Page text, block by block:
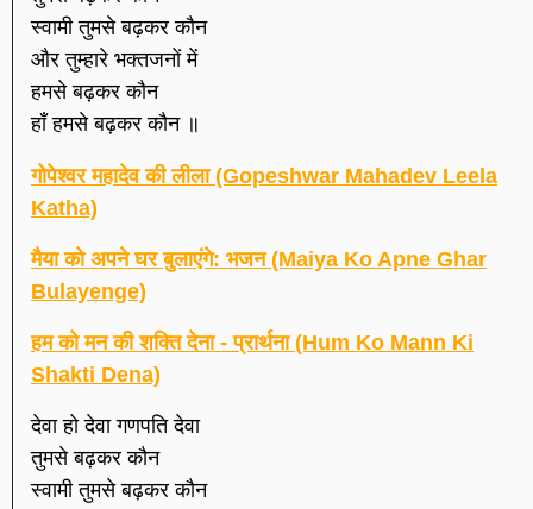
स्वामी तुमसे बढ़कर कौन
और तुम्हारे भक्तजनों में
हमसे बढ़कर कौन
हाँ हमसे बढ़कर कौन ॥
गोपेश्वर महादेव की लीला (Gopeshwar Mahadev Leela
Katha)
मैया को अपने घर बुलाएंगे: भजन (Maiya Ko Apne Ghar
Bulayenge)
हम को मन की शक्ति देना - प्रार्थना (Hum Ko Mann Ki
Shakti Dena)
देवा हो देवा गणपति देवा
तुमसे बढ़कर कौन
स्वामी तुमसे बढ़कर कौन